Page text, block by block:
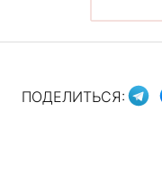
ПОДЕЛИТЬСЯ: